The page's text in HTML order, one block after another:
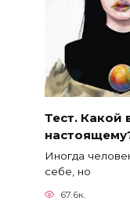
Тест. Какой
Иногда
себе, но
67.6к.